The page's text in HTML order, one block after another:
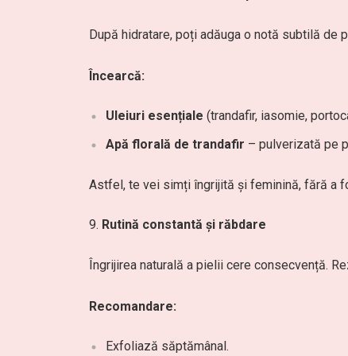
După hidratare, poți adăuga o notă subtilă de
Încearcă:
Uleiuri esențiale (trandafir, iasomie,
Apă florală de trandafir – pulverizată pe
Astfel, te vei simți îngrijită și feminină, fără a
Rutină constantă și răbdare
Îngrijirea naturală a pielii cere consecvență.
Recomandare:
Exfoliază săptămânal.